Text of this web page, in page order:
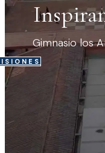
Gimnasio los